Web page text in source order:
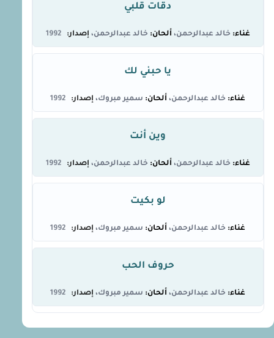
دقات قلبي
خالد عبدالرحمن خالد عبدالرحمن 1992
يا حبني لك
خالد عبدالرحمن سمير مبروك 1992
وين أنت
خالد عبدالرحمن خالد عبدالرحمن 1992
لو بكيت
خالد عبدالرحمن سمير مبروك 1992
حروف الحب
خالد عبدالرحمن سمير مبروك 1992